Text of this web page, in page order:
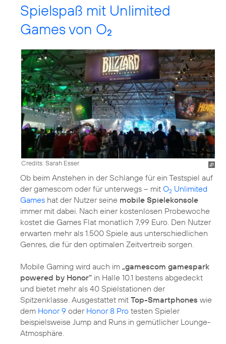
Spielspaß mit Unlimited
Games von O2
Credits: Sarah Esser
Ob beim Anstehen in der Schlange für ein Testspiel auf
der gamescom oder für unterwegs – mit O2 Unlimited
Games hat der Nutzer seine mobile Spielekonsole
immer mit dabei. Nach einer kostenlosen Probewoche
kostet die Games Flat monatlich 7,99 Euro. Den Nutzer
erwarten mehr als 1.500 Spiele aus unterschiedlichen
Genres, die für den optimalen Zeitvertreib sorgen.
Mobile Gaming wird auch im „gamescom gamespark
powered by Honor“ in Halle 10.1 bestens abgedeckt
und bietet mehr als 40 Spielstationen der
Spitzenklasse. Ausgestattet mit Top-Smartphones wie
dem Honor 9 oder Honor 8 Pro testen Spieler
beispielsweise Jump and Runs in gemütlicher Lounge-
Atmosphäre.